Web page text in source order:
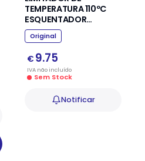
TEMPERATURA 110ºC
ESQUENTADOR
JUNKERS VULCANO
8707206132
Original
€ 9.75
IVA nãoincluído
Sem Stock
Notificar